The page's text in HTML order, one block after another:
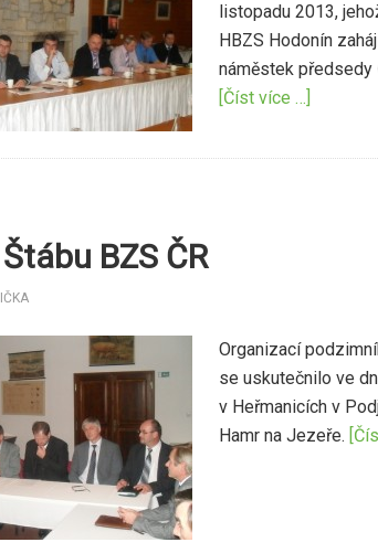
listopadu 2013,
HBZS Hodonín
náměstek předsedy
[Číst více …]
BZS ČR
Organizací
se uskutečnilo ve
v Heřmanicích v
Hamr na Jezeře.